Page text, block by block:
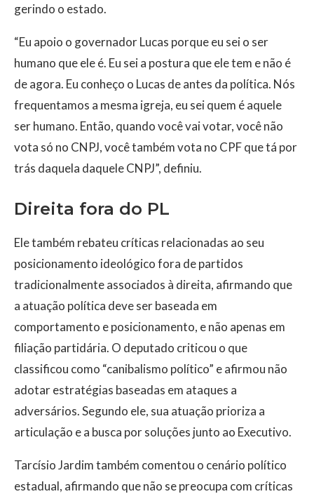
gerindo o estado.
“Eu apoio o governador Lucas porque eu sei o ser
humano que ele é. Eu sei a postura que ele tem e não é
de agora. Eu conheço o Lucas de antes da política. Nós
frequentamos a mesma igreja, eu sei quem é aquele
ser humano. Então, quando você vai votar, você não
vota só no CNPJ, você também vota no CPF que tá por
trás daquela daquele CNPJ”, definiu.
Direita fora do PL
Ele também rebateu críticas relacionadas ao seu
posicionamento ideológico fora de partidos
tradicionalmente associados à direita, afirmando que
a atuação política deve ser baseada em
comportamento e posicionamento, e não apenas em
filiação partidária. O deputado criticou o que
classificou como “canibalismo político” e afirmou não
adotar estratégias baseadas em ataques a
adversários. Segundo ele, sua atuação prioriza a
articulação e a busca por soluções junto ao Executivo.
Tarcísio Jardim também comentou o cenário político
estadual, afirmando que não se preocupa com críticas